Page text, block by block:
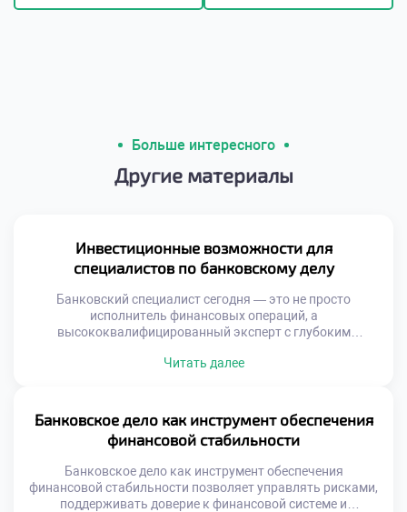
Больше интересного
Другие материалы
Инвестиционные возможности для
специалистов по банковскому делу
Банковский специалист сегодня — это не просто
исполнитель финансовых операций, а
высококвалифицированный эксперт с глубоким
анализа финансовых потоков. Такие знания открывают
кредитования, оценки ликвидности и анализа отчётности
позволяет ему уверенно ориентироваться в
инвестиционной среде. Это даёт возможность не […]
Читать далее
Банковское дело как инструмент обеспечения
финансовой стабильности
Банковское дело как инструмент обеспечения
финансовой стабильности позволяет управлять рисками,
поддерживать доверие к финансовой системе и